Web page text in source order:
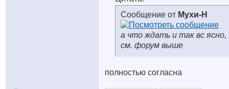
Сообщение от Мухи-Н
а что ждать и так вс ясно,
см. форум выше
полностью согласна